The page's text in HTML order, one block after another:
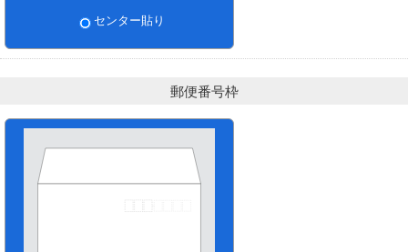
センター貼り
郵便番号枠